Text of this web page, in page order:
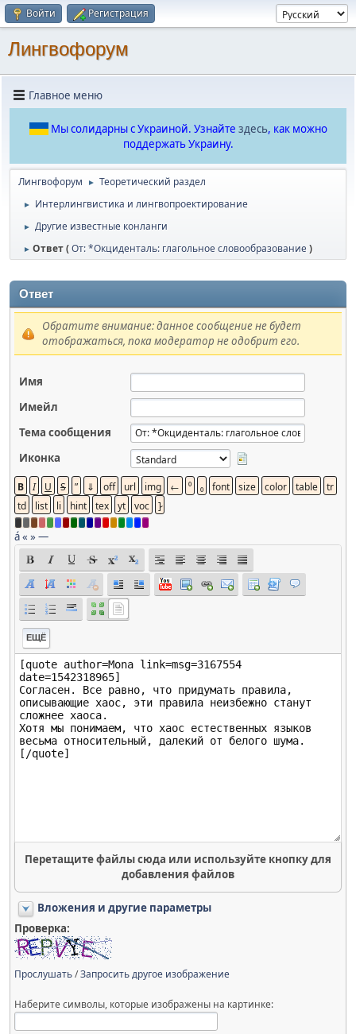
Войти Регистрация
Лингвофорум
Главное меню
Мы солидарны с Украиной. Узнайте здесь, как можно
поддержать Украину.
Лингвофорум ► Теоретический раздел
► Интерлингвистика и лингвопроектирование
► Другие известные конланги
► Ответ (От: *Окциденталь: глагольное словообразование)
Ответ
Обратите внимание: данное сообщение не будет
отображаться, пока модератор не одобрит его.
Имя
Имейл
Тема сообщения
Иконка
á« »—
ЕЩЁ
Перетащите файлы сюда или используйте кнопку для
добавления файлов
Вложения и другие параметры
Проверка:
Прослушать/Запросить другое изображение
Наберите символы, которые изображены на картинке: